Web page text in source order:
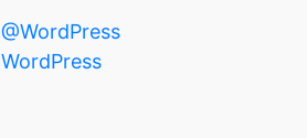
@WordPress
WordPress